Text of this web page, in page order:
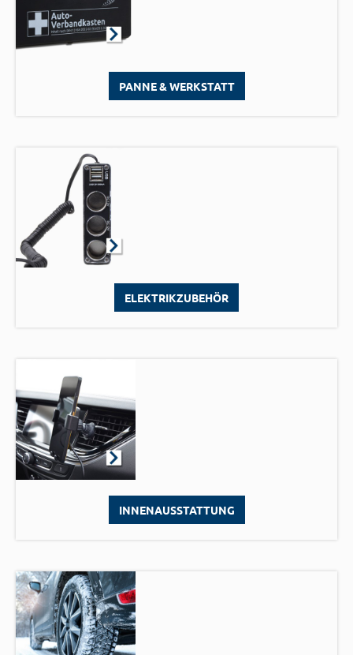
PANNE & WERKSTATT
ELEKTRIKZUBEHÖR
INNENAUSSTATTUNG